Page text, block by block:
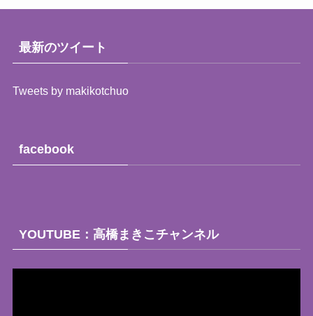
ー
（月
最新のツイート
Tweets by makikotchuo
facebook
YOUTUBE：高橋まきこチャンネル